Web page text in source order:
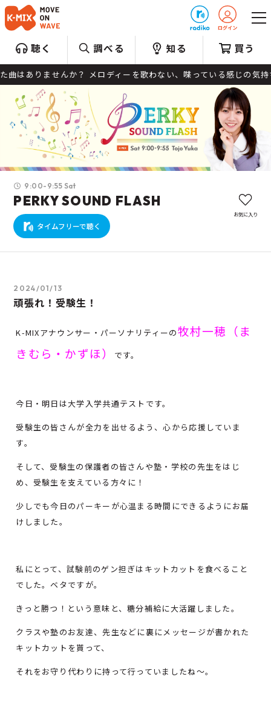
聴く 調べる 知る 買う
ませんか？ メロディーを歌わない、喋っている感じの気持
9:00-9:55 Sat
PERKY SOUND FLASH
タイムフリーで聴く
お気に入り
2024/01/13
頑張れ！受験生！
K-MIXアナウンサー・パーソナリティーの牧村一穂（ま
きむら・かずほ）
です。
今日・明日は大学入学共通テストです。
受験生の皆さんが全力を出せるよう、心から応援していま
す。
そして、受験生の保護者の皆さんや塾・学校の先生をはじ
め、受験生を支えている方々に！
少しでも今日のパーキーが心温まる時間にできるようにお届
けしました。
私にとって、試験前のゲン担ぎはキットカットを食べること
でした。ベタですが。
きっと勝つ！という意味と、糖分補給に大活躍しました。
クラスや塾のお友達、先生などに裏にメッセージが書かれた
キットカットを貰って、
それをお守り代わりに持って行っていましたね～。